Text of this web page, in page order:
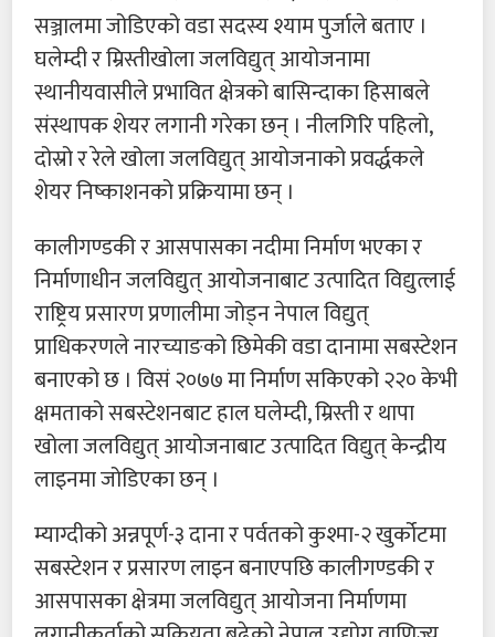
सञ्जालमा जोडिएको वडा सदस्य श्याम पुर्जाले बताए ।
घलेम्दी र म्रिस्तीखोला जलविद्युत् आयोजनामा
स्थानीयवासीले प्रभावित क्षेत्रको बासिन्दाका हिसाबले
संस्थापक शेयर लगानी गरेका छन् । नीलगिरि पहिलो,
दोस्रो र रेले खोला जलविद्युत् आयोजनाको प्रवर्द्धकले
शेयर निष्काशनको प्रक्रियामा छन् ।
कालीगण्डकी र आसपासका नदीमा निर्माण भएका र
निर्माणाधीन जलविद्युत् आयोजनाबाट उत्पादित विद्युत्लाई
राष्ट्रिय प्रसारण प्रणालीमा जोड्न नेपाल विद्युत्
प्राधिकरणले नारच्याङको छिमेकी वडा दानामा सबस्टेशन
बनाएको छ । विसं २०७७ मा निर्माण सकिएको २२० केभी
क्षमताको सबस्टेशनबाट हाल घलेम्दी, म्रिस्ती र थापा
खोला जलविद्युत् आयोजनाबाट उत्पादित विद्युत् केन्द्रीय
लाइनमा जोडिएका छन् ।
म्याग्दीको अन्नपूर्ण-३ दाना र पर्वतको कुश्मा-२ खुर्कोटमा
सबस्टेशन र प्रसारण लाइन बनाएपछि कालीगण्डकी र
आसपासका क्षेत्रमा जलविद्युत् आयोजना निर्माणमा